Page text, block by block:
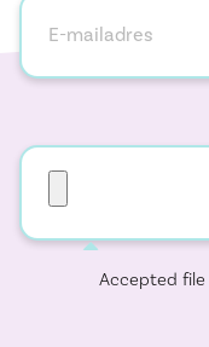
Accepted file